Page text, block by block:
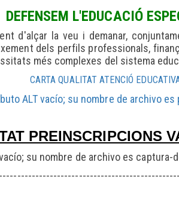
DEFENSEM L'EDUCACIÓ
d'alçar la veu i demanar,
dels perfils professionals,
més complexes del sistema
CARTA QUALITAT ATENCIÓ
PREINSCRIPCIONS